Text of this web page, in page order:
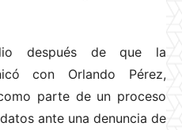
después de que la
con Orlando Pérez,
parte de un proceso
ante una denuncia de